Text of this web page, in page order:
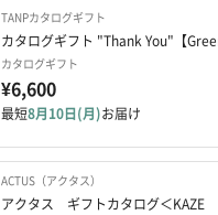
TANPカタログギフト
カタログギフト "Thank You"【
カタログギフト
¥6,600
最短8月10日(月)お届け
ACTUS（アクタス）
アクタス　ギフトカタログ＜KAZE